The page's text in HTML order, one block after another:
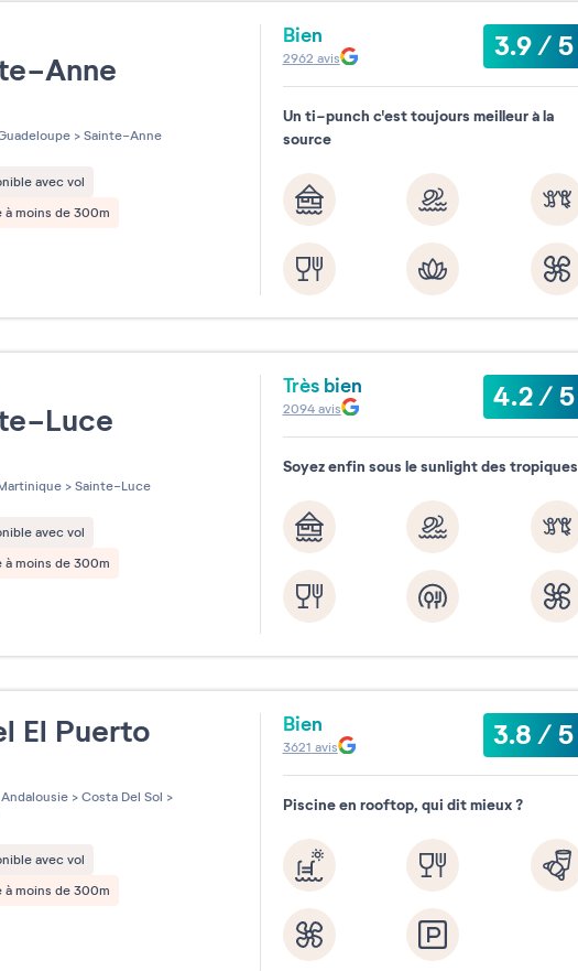
Anne
sur 5 > Sainte-Anne
avec vol
à moins de 300m
Bien 3.9/5
2962 avis
Un ti-punch c'est toujours meilleur à la
source
Luce
sur 5> Sainte-Luce
avec vol
à moins de 300m
Très bien 4.2/5
2094avis
Soyez enfin sous le sunlight des tropiques
El Puerto
sur 5
Andalousie > Costa Del Sol >
avec vol
à moins de 300m
Bien 3.8/5
3621 avis
Piscine en rooftop, qui dit mieux ?